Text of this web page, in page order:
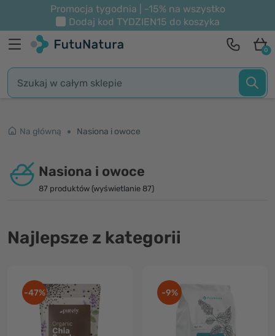
Promocja tygodnia | -15% na wszystko
Dodaj kod TYDZIEN15 do koszyka
0
Na główną Nasiona i owoce
Nasiona i owoce
87 produktów (wyświetlanie 87)
Najlepsze z kategorii
-47% -9%